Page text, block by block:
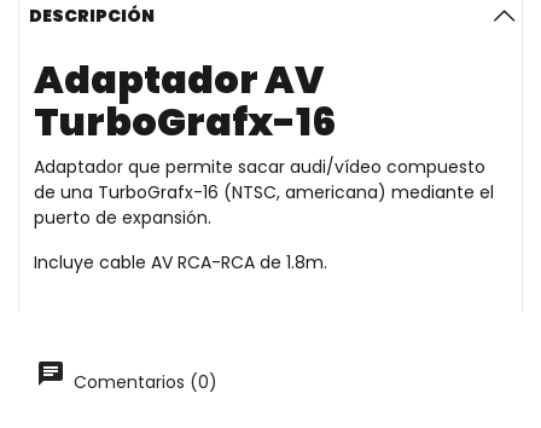
DESCRIPCIÓN
Adaptador AV
TurboGrafx-16
Adaptador que permite sacar audi/vídeo compuesto
de una TurboGrafx-16 (NTSC, americana) mediante el
puerto de expansión.
Incluye cable AV RCA-RCA de 1.8m.
Comentarios (0)